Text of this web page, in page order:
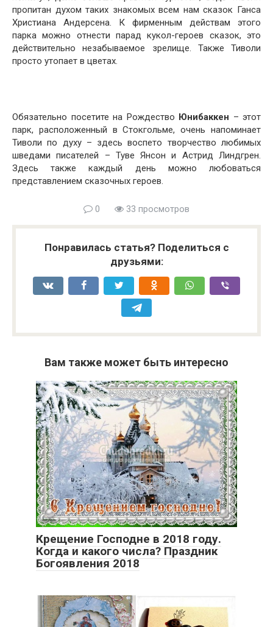
пропитан духом таких знакомых всем нам сказок Ганса
Христиана Андерсена. К фирменным действам этого
парка можно отнести парад кукол-героев сказок, это
действительно незабываемое зрелище. Также Тиволи
просто утопает в цветах.
Обязательно посетите на Рождество Юнибаккен – этот
парк, расположенный в Стокгольме, очень напоминает
Тиволи по духу – здесь воспето творчество любимых
шведами писателей – Туве Янсон и Астрид Линдгрен.
Здесь также каждый день можно любоваться
представлением сказочных героев.
0 33 просмотров
Понравилась статья? Поделиться с
друзьями:
Вам также может быть интересно
Крещение Господне в 2018 году.
Когда и какого числа? Праздник
Богоявления 2018